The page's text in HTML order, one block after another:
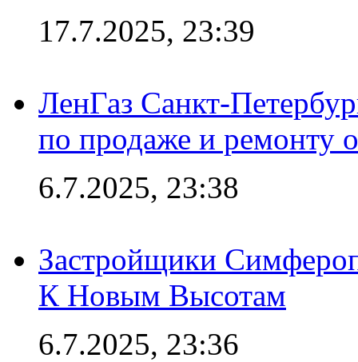
17.7.2025, 23:39
ЛенГаз Санкт-
по продаже и ремонту
6.7.2025, 23:38
Застройщики
К Новым Высотам
6.7.2025, 23:36